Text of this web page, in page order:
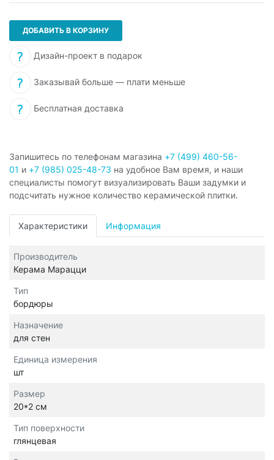
ДОБАВИТЬ В КОРЗИНУ
Дизайн-проект в подарок
Заказывай больше — плати меньше
Бесплатная доставка
Запишитесь по телефонам магазина +7 (499) 460-56-
01 и +7 (985) 025-48-73 на удобное Вам время, и наши
специалисты помогут визуализировать Ваши задумки и
подсчитать нужное количество керамической плитки.
Характеристики Информация
Производитель
Керама Марацци
Тип
бордюры
Назначение
для стен
Единица измерения
шт
Размер
20*2 см
Тип поверхности
глянцевая